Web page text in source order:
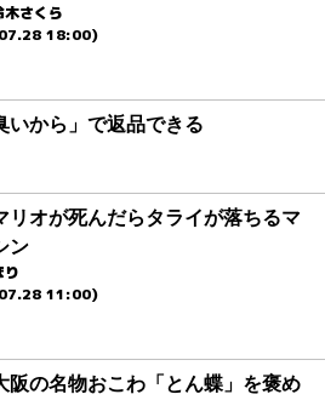
木さくら
18:00)
いから」で返品できる
リオが死んだらタライが落ちるマ
ン
り
11:00)
阪の名物おこわ「とん蝶」を褒め